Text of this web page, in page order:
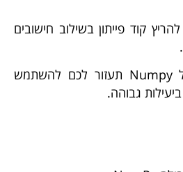
קוד פייתון בשילוב חישובים
בנוסף הבנה טובה של Numpy תעזור לכם להשתמש